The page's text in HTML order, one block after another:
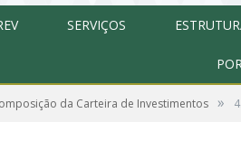
SERVIÇOS
da Carteira de Investimentos »